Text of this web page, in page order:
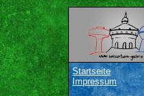
Startseite
Impressum